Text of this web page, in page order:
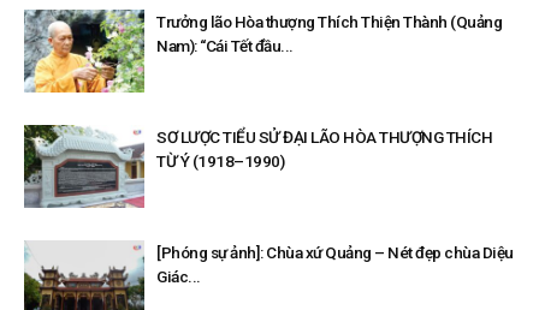
Trưởng lão Hòa thượng Thích Thiện Thành (Quảng
Nam): “Cái Tết đầu...
SƠ LƯỢC TIỂU SỬ ĐẠI LÃO HÒA THƯỢNG THÍCH
TỪ Ý (1918–1990)
[Phóng sự ảnh]: Chùa xứ Quảng – Nét đẹp chùa Diệu
Giác...